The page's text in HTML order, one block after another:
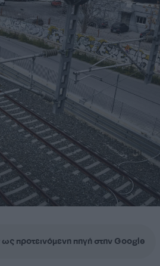
προτεινόμενη πηγή στην Google